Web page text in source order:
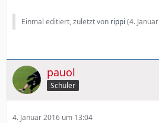
Einmal editiert, zuletzt von rippi (4.
pauol
Schüler
4. Januar 2016 um 13:04